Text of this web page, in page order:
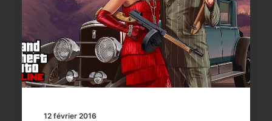
12 février 2016